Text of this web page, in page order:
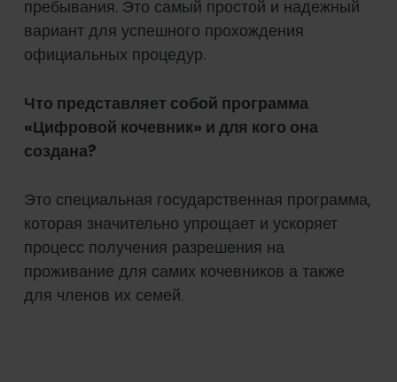
пребывания. Это самый простой и надежный
вариант для успешного прохождения
официальных процедур.
Что представляет собой программа
«Цифровой кочевник» и для кого она
создана?
Это специальная государственная программа,
которая значительно упрощает и ускоряет
процесс получения разрешения на
проживание для самих кочевников а также
для членов их семей.